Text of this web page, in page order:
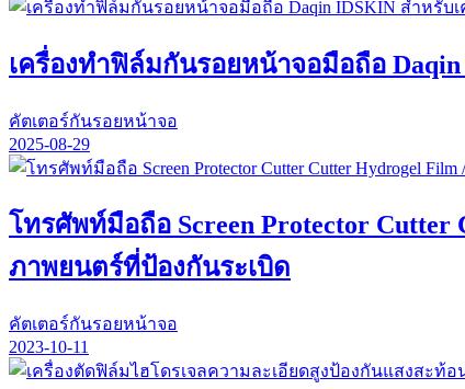
เครื่องทำฟิล์มกันรอยหน้าจอมือถือ
คัตเตอร์กันรอยหน้าจอ
2025-08-29
โทรศัพท์มือถือ Screen Protector
ภาพยนตร์ที่ป้องกันระเบิด
คัตเตอร์กันรอยหน้าจอ
2023-10-11